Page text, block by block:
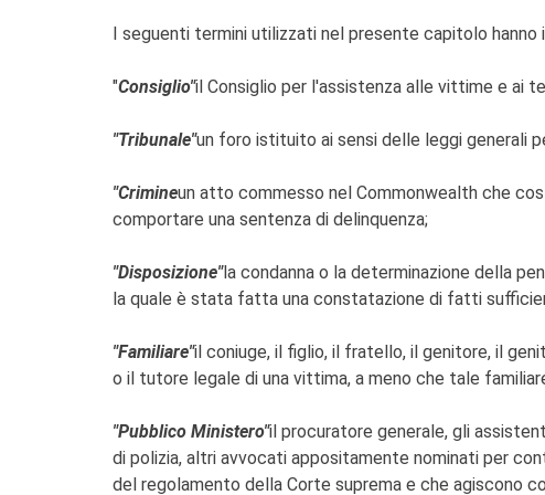
I seguenti termini utilizzati nel presente capitolo
"Consiglio"il Consiglio per l'assistenza alle vittime e ai
"Tribunale"un foro istituito ai sensi delle leggi generali
"Crimineun atto commesso nel Commonwealth che
comportare una sentenza di delinquenza;
"Disposizione"la condanna o la determinazione della
la quale è stata fatta una constatazione di fatti
"Familiare"il coniuge, il figlio, il fratello, il genitore, il
o il tutore legale di una vittima, a meno che tale
"Pubblico Ministero"il procuratore generale, gli
di polizia, altri avvocati appositamente nominati per
del regolamento della Corte suprema e che agiscono